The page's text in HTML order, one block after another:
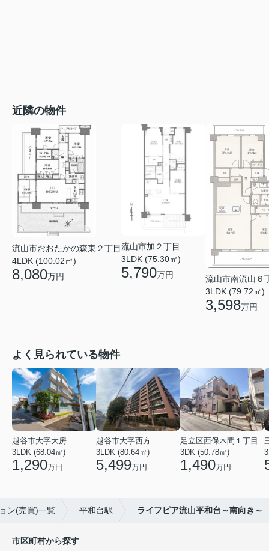
近隣の物件
流山市おおたかの森東２丁目
4LDK (100.02㎡)
8,080万円
流山市加２丁目
3LDK (75.30㎡)
5,790万円
流山市南流山６
3LDK (79.72㎡)
3,598万円
よく見られている物件
越谷市大字大房
3LDK (68.04㎡)
1,290万円
越谷市大字西方
3LDK (80.64㎡)
5,499万円
足立区西保木間１丁目
3DK (50.78㎡)
1,490万円
ン(売買)一覧 平和台駅 ライフピア流山平和台～南向き～
市区町村から探す